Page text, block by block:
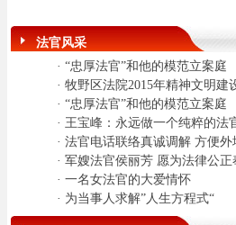
法官风采
· “忠厚法官”和他的模范立案庭
· 牧野区法院2015年精神文明建
· “忠厚法官”和他的模范立案庭
· 王宝峰：永远做一个纯粹的法
· 法官电话联络真诚调解 方便
· 军嫂法官侯丽芳 愿为法律公正
· 一名女法官的大爱情怀
· 为当事人求解”人生方程式“